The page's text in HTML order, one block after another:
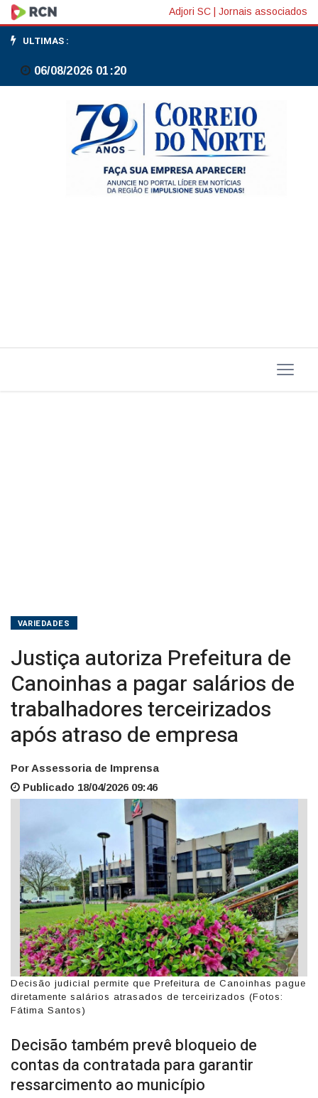
Justiça
autoriza
Prefeitura
Canoinhas
após
Adjori SC Jornais associados
ULTIMAS :
06/08/2026 01:20
VARIEDADES
Justiça autoriza Prefeitura de
Canoinhas a pagar salários de
trabalhadores terceirizados
após atraso de empresa
Por Assessoria de Imprensa
Publicado 18/04/2026 09:46
Decisão judicial permite que Prefeitura de Canoinhas pague
diretamente salários atrasados de terceirizados (Fotos:
Fátima Santos)
Decisão também prevê bloqueio de
contas da contratada para garantir
ressarcimento ao município